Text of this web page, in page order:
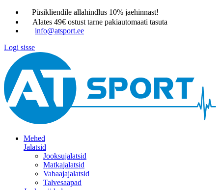
Püsikliendile allahindlus 10% jaehinnast!
Alates 49€ ostust tarne pakiautomaati tasuta
info@atsport.ee
Logi sisse
Mehed
Jalatsid
Jooksujalatsid
Matkajalatsid
Vabaajajalatsid
Talvesaapad